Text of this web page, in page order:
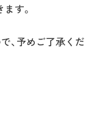
す。
、予めご了承くだ